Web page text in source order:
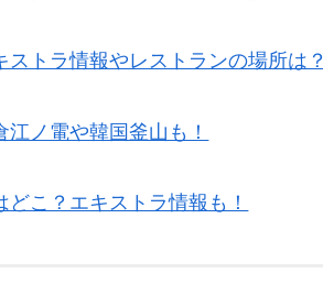
トラ情報やレストランの場所は？
ノ電や韓国釜山も！
こ？エキストラ情報も！